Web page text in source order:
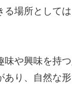
る場所として
味や興味を持
あり、自然な